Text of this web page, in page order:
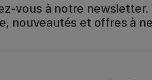
vous à notre newsletter.
nouveautés et offres à